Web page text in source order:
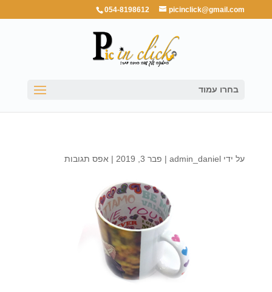
054-8198612 picinclick@gmail.com
בחרו עמוד
על ידי admin_daniel
| פבר 3, 2019 | אפס תגובות